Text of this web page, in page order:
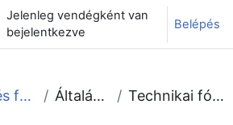
adatok váltása
Jelenleg vendégként van
bejelentkezve
Belépés
Moodle tudástár és fórum Általános Technikai fórum